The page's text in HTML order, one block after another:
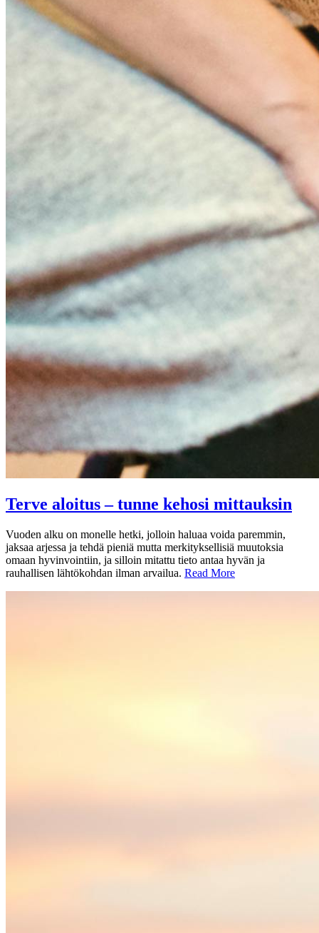
Terve aloitus – tunne kehosi mittauksin
Vuoden alku on monelle hetki, jolloin haluaa voida paremmin,
jaksaa arjessa ja tehdä pieniä mutta merkityksellisiä muutoksia
omaan hyvinvointiin, ja silloin mitattu tieto antaa hyvän ja
rauhallisen lähtökohdan ilman arvailua. Read More